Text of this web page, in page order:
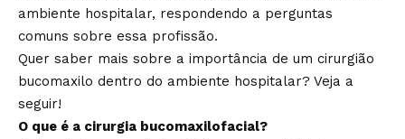
ambiente hospitalar, respondendo a perguntas
comuns sobre essa profissão.
Quer saber mais sobre a importância de um cirurgião
bucomaxilo dentro do ambiente hospitalar? Veja a
seguir!
O que é a cirurgia bucomaxilofacial?